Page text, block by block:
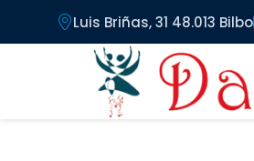
Pasar al contenido principal
Luis Briñas, 31 48.013 Bilbo